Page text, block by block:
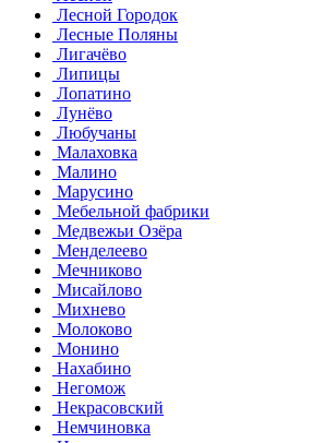
Лесной Городок
Лесные Поляны
Лигачёво
Липицы
Лопатино
Лунёво
Любучаны
Малаховка
Малино
Марусино
Мебельной фабрики
Медвежьи Озёра
Менделеево
Мечниково
Мисайлово
Михнево
Молоково
Монино
Нахабино
Негомож
Некрасовский
Немчиновка